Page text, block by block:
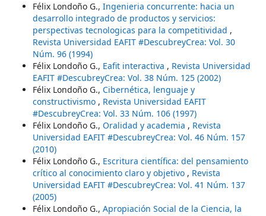
Félix Londoño G., Ingenieria concurrente: hacia un
desarrollo integrado de productos y servicios:
perspectivas tecnologicas para la competitividad ,
Revista Universidad EAFIT #DescubreyCrea: Vol. 30
Núm. 96 (1994)
Félix Londoño G., Eafit interactiva , Revista Universidad
EAFIT #DescubreyCrea: Vol. 38 Núm. 125 (2002)
Félix Londoño G., Cibernética, lenguaje y
constructivismo , Revista Universidad EAFIT
#DescubreyCrea: Vol. 33 Núm. 106 (1997)
Félix Londoño G., Oralidad y academia , Revista
Universidad EAFIT #DescubreyCrea: Vol. 46 Núm. 157
(2010)
Félix Londoño G., Escritura científica: del pensamiento
crítico al conocimiento claro y objetivo , Revista
Universidad EAFIT #DescubreyCrea: Vol. 41 Núm. 137
(2005)
Félix Londoño G., Apropiación Social de la Ciencia, la